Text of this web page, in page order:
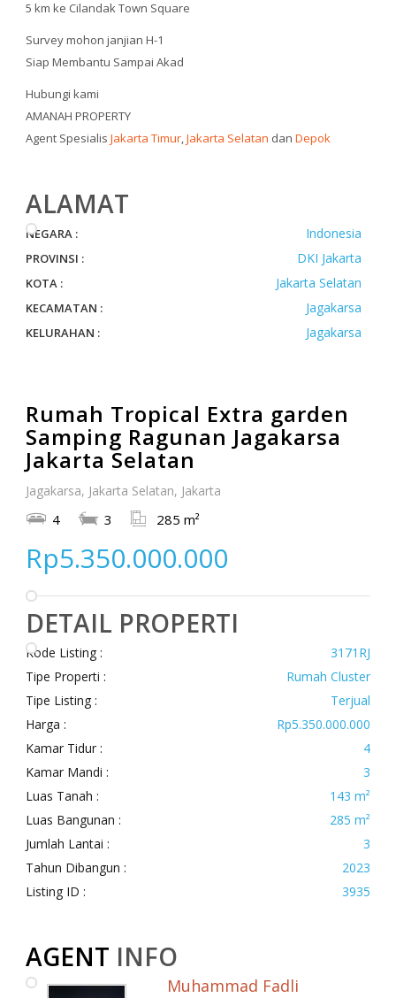
5 km ke Cilandak Town Square
Survey mohon janjian H-1
Siap Membantu Sampai Akad
Hubungi kami
AMANAH PROPERTY
Agent Spesialis Jakarta Timur,Jakarta Selatan dan Depok
ALAMAT
NEGARA : Indonesia
PROVINSI : DKI Jakarta
KOTA : Jakarta Selatan
KECAMATAN : Jagakarsa
KELURAHAN : Jagakarsa
Rumah Tropical Extra garden
Samping Ragunan Jagakarsa
Jakarta Selatan
Jagakarsa, Jakarta Selatan, Jakarta
4 3 285 m²
Rp5.350.000.000
DETAIL PROPERTI
Kode Listing :
3171RJ
Tipe Properti :
Rumah Cluster
Tipe Listing :
Terjual
Harga :
Rp5.350.000.000
Kamar Tidur :
4
Kamar Mandi :
3
Luas Tanah :
143 m²
Luas Bangunan :
285 m²
Jumlah Lantai :
3
Tahun Dibangun :
2023
Listing ID :
3935
AGENT INFO
Muhammad Fadli